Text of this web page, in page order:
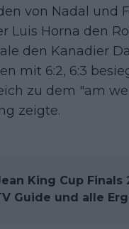
von Nadal und
Luis Horna den
den Kanadier
mit 6:2, 6:3
zu dem "am
zeigte.
King Cup Finals
Guide und alle